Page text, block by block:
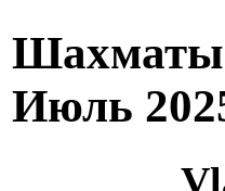
Шахматы
Июль